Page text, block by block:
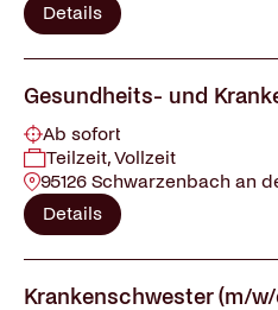
Details
Gesundheits- und
Ab sofort
Teilzeit, Vollzeit
95126 Schwarzenbach an
Details
Krankenschwester (m/